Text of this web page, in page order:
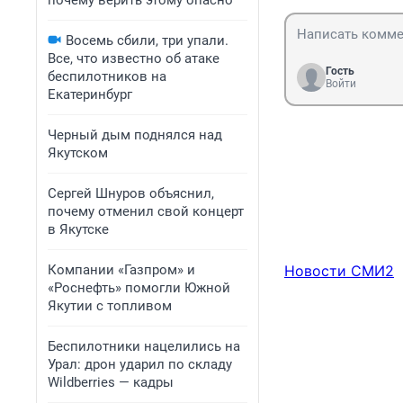
Восемь сбили, три упали.
Все, что известно об атаке
беспилотников на
Екатеринбург
Черный дым поднялся над
Якутском
Сергей Шнуров объяснил,
почему отменил свой концерт
в Якутске
Компании «Газпром» и
«Роснефть» помогли Южной
Якутии с топливом
Беспилотники нацелились на
Урал: дрон ударил по складу
Wildberries — кадры
Гость
Войти
Новости СМИ2